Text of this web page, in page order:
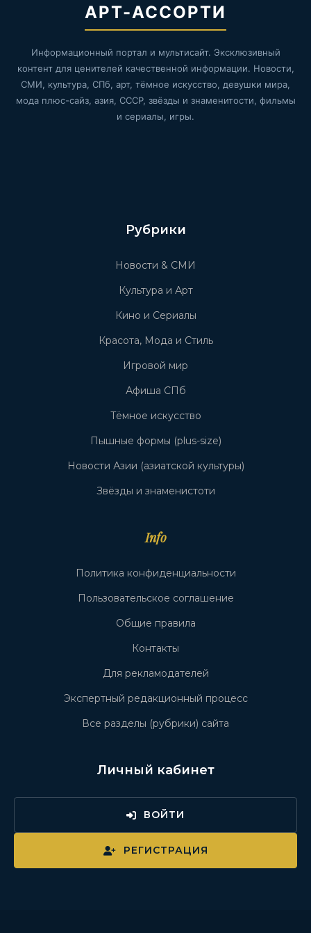
АРТ-АССОРТИ
Информационный портал и мультисайт. Эксклюзивный
контент для ценителей качественной информации. Новости,
СМИ, культура, СПб, арт, тёмное искусство, девушки мира,
мода плюс-сайз, азия, СССР, звёзды и знаменитости, фильмы
и сериалы, игры.
Рубрики
Новости & СМИ
Культура и Арт
Кино и Сериалы
Красота, Мода и Стиль
Игровой мир
Афиша СПб
Тёмное искусство
Пышные формы (plus-size)
Новости Азии (азиатской культуры)
Звёзды и знаменистоти
Info
Политика конфиденциальности
Пользовательское соглашение
Общие правила
Контакты
Для рекламодателей
Экспертный редакционный процесс
Все разделы (рубрики) сайта
Личный кабинет
ВОЙТИ
РЕГИСТРАЦИЯ